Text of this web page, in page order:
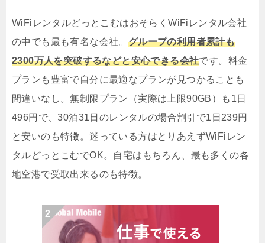
WiFiレンタルどっとこむはおそらくWiFiレンタル会社
の中でも最も有名な会社。 グループの利用者累計も
2300万人を突破するなどと安心できる会社です。料金
プランも豊富で自分に最適なプランが見つかることも
間違いなし。無制限プラン（実際は上限90GB）も1日
496円で、30泊31日のレンタルの場合割引で1日239円
と安いのも特徴。迷っている方はとりあえずWiFiレン
タルどっとこむでOK。自宅はもちろん、最も多くの各
地空港で受取出来るのも特徴。